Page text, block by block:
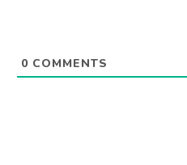
0 COMMENTS